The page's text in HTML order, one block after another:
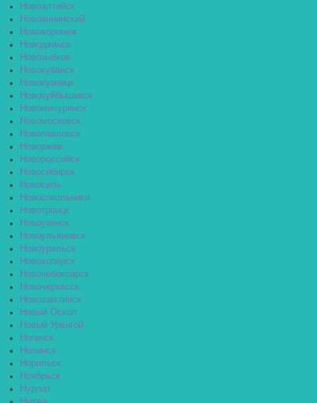
Новоалтайск
Новоаннинский
Нововоронеж
Новодвинск
Новозыбков
Новокубанск
Новокузнецк
Новокуйбышевск
Новомичуринск
Новомосковск
Новопавловск
Новоржев
Новороссийск
Новосибирск
Новосиль
Новосокольники
Новотроицк
Новоузенск
Новоульяновск
Новоуральск
Новохопёрск
Новочебоксарск
Новочеркасск
Новошахтинск
Новый Оскол
Новый Уренгой
Ногинск
Нолинск
Норильск
Ноябрьск
Нурлат